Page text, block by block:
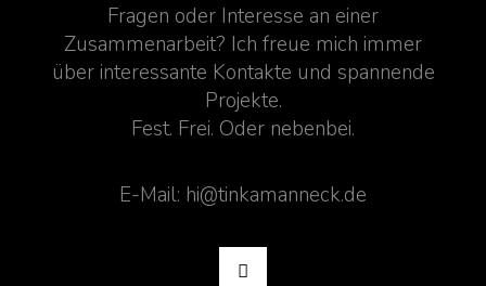
Fragen oder Interesse an einer
Zusammenarbeit? Ich freue mich immer
über interessante Kontakte und spannende
Projekte.
Fest. Frei. Oder nebenbei.
E-Mail: hi@tinkamanneck.de